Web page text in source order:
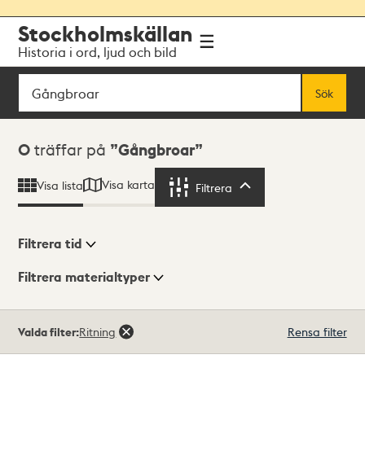
navigationen
huvudinnehållet
Stockholmskällan
Historia i ord, ljud och bild
Sök
Sök
Sökresultat
0 träffar på Gångbroar
Visa lista Visa karta Filtrera
Visningsläge
Filtrera tid
Filtrera materialtyper
träffar
Valda filter:Ritning Rensa filter